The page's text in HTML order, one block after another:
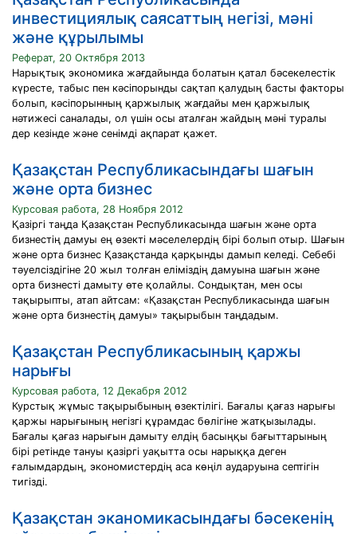
инвестициялық саясаттың негізі, мәні
және құрылымы
Реферат, 20 Октября 2013
Нарықтық экономика жағдайында болатын қатал бәсекелестік
күресте, табыс пен кәсіпорынды сақтап қалудың басты факторы
болып, кәсіпорынның қаржылық жағдайы мен қаржылық
нәтижесі саналады, ол үшін осы аталған жайдың мәні туралы
дер кезінде және сенімді ақпарат қажет.
Қазақстан Республикасындағы шағын
және орта бизнес
Курсовая работа, 28 Ноября 2012
Қазіргі таңда Қазақстан Республикасында шағын және орта
бизнестің дамуы ең өзекті мәселелердің бірі болып отыр. Шағын
және орта бизнес Қазақстанда қарқынды дамып келеді. Себебі
тәуелсіздігіне 20 жыл толған еліміздің дамуына шағын және
орта бизнесті дамыту өте қолайлы. Сондықтан, мен осы
тақырыпты, атап айтсам: «Қазақстан Республикасында шағын
және орта бизнестің дамуы» тақырыбын таңдадым.
Қазақстан Республикасының қаржы
нарығы
Курсовая работа, 12 Декабря 2012
Курстық жұмыс тақырыбының өзектілігі. Бағалы қағаз нарығы
қаржы нарығының негізгі құрамдас бөлігіне жатқызылады.
Бағалы қағаз нарығын дамыту елдің басыңқы бағыттарының
бірі ретінде тануы қазіргі уақытта осы нарыққа деген
ғалымдардың, экономистердің аса көңіл аударуына септігін
тигізді.
Қазақстан эканомикасындағы бәсекенің